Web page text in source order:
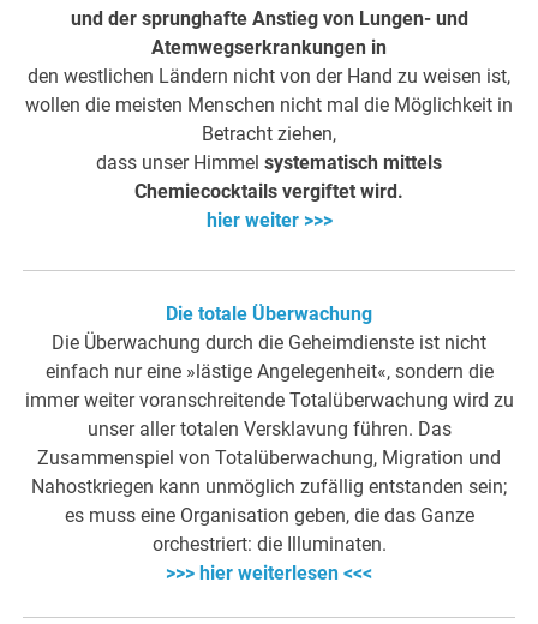
und der sprunghafte Anstieg von Lungen- und
Atemwegserkrankungen in
den westlichen Ländern nicht von der Hand zu weisen ist,
wollen die meisten Menschen nicht mal die Möglichkeit in
Betracht ziehen,
dass unser Himmel systematisch mittels
Chemiecocktails vergiftet wird.
hier weiter >>>
Die totale Überwachung
Die Überwachung durch die Geheimdienste ist nicht
einfach nur eine »lästige Angelegenheit«, sondern die
immer weiter voranschreitende Totalüberwachung wird zu
unser aller totalen Versklavung führen. Das
Zusammenspiel von Totalüberwachung, Migration und
Nahostkriegen kann unmöglich zufällig entstanden sein;
es muss eine Organisation geben, die das Ganze
orchestriert: die Illuminaten.
>>> hier weiterlesen <<<